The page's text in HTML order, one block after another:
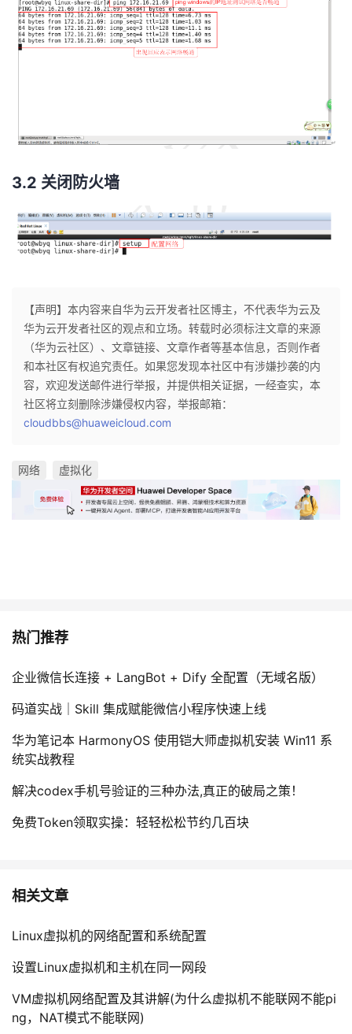
3.2 关闭防火墙
【声明】本内容来自华为云开发者社区博主，不代表华为云及
华为云开发者社区的观点和立场。转载时必须标注文章的来源
（华为云社区）、文章链接、文章作者等基本信息，否则作者
和本社区有权追究责任。如果您发现本社区中有涉嫌抄袭的内
容，欢迎发送邮件进行举报，并提供相关证据，一经查实，本
社区将立刻删除涉嫌侵权内容，举报邮箱：
cloudbbs@huaweicloud.com
网络 虚拟化
热门推荐
企业微信长连接 + LangBot + Dify 全配置（无域名版）
码道实战｜Skill 集成赋能微信小程序快速上线
华为笔记本 HarmonyOS 使用铠大师虚拟机安装 Win11 系
统实战教程
解决codex手机号验证的三种办法,真正的破局之策！
免费Token领取实操：轻轻松松节约几百块
相关文章
Linux虚拟机的网络配置和系统配置
设置Linux虚拟机和主机在同一网段
VM虚拟机网络配置及其讲解(为什么虚拟机不能联网不能pi
ng，NAT模式不能联网)